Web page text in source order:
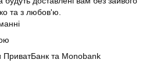
та з любов'ю.
та Monobank